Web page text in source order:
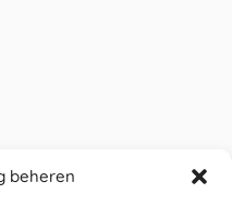
beheren